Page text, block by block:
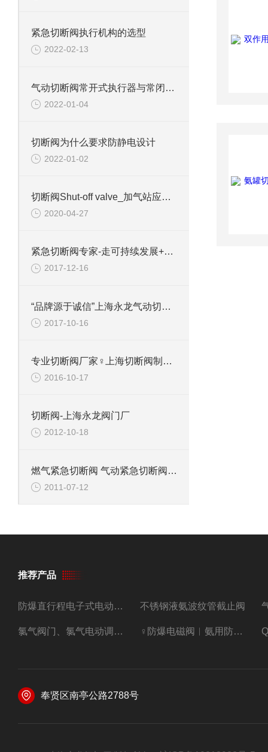
紧急切断阀执行机构的选型
2022-02-13
气动切断阀常开式执行器与常闭式执行器的区别
2022-01-04
切断阀为什么要求防静电设计
2022-01-02
切断阀Shut-off valve_加气站应用案例
2020-04-27
紧急切断阀专家-走可持续发展+上海永龙阀门厂
2017-12-16
“品牌源于诚信”上海永龙气动切断阀厂家
2017-10-16
专业切断阀厂家♀上海切断阀制造有限公司
2016-10-17
切断阀-上海永龙阀门厂
2012-10-18
燃气紧急切断阀 气动紧急切断阀 液氨紧急切断阀
2011-07-12
推荐产品
防爆直行程电子式电动调节阀 不锈钢液氨波纹管截止阀
氯气阀门、氯气电动调节阀 ♀防爆电磁阀︳氨用防爆紧急切断阀
奉贤区南亭公路2788号